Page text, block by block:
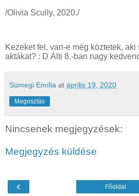
/Olivia Scully, 2020./
Kezeket fel, van-e még köztetek,
aktákat? : D Álti 8.-ban nagy
Sümegi Emília at április 19, 2020
Megosztás
Nincsenek megjegyzések:
Megjegyzés küldése
‹ Főoldal